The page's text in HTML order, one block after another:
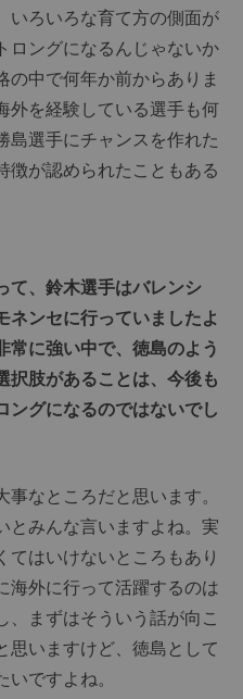
いろいろな育て方の側面が
ロングになるんじゃないか
の中で何年か前からありま
外を経験している選手も何
島選手にチャンスを作れた
徴が認められたこともある
、鈴木選手はバレンシ
ネンセに行っていましたよ
常に強い中で、徳島のよう
択肢があることは、今後も
ングになるのではないでし
なところだと思います。
とみんな言いますよね。実
てはいけないところもあり
海外に行って活躍するのは
、まずはそういう話が向こ
思いますけど、徳島として
ですよね。